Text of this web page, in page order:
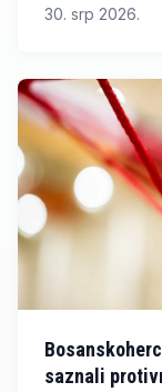
Rumunjskoj
30. srp 2026.
saznali